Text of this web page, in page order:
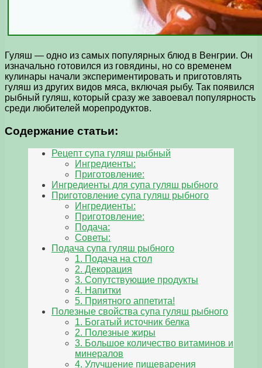
Гуляш — одно из самых популярных блюд в Венгрии. Он
изначально готовился из говядины, но со временем
кулинары начали экспериментировать и приготовлять
гуляш из других видов мяса, включая рыбу. Так появился
рыбный гуляш, который сразу же завоевал популярность
среди любителей морепродуктов.
Содержание статьи:
Рецепт супа гуляш рыбный
Ингредиенты:
Приготовление:
Ингредиенты для супа гуляш рыбного
Приготовление супа гуляш рыбного
Ингредиенты:
Приготовление:
Подача:
Советы:
Подача супа гуляш рыбного
1. Подача на стол
2. Декорация
3. Сопутствующие продукты
4. Напитки
5. Приятного аппетита!
Полезные свойства супа гуляш рыбного
1. Богатый источник белка
2. Полезные жиры
3. Большое количество витаминов и
минералов
4. Улучшение пищеварения